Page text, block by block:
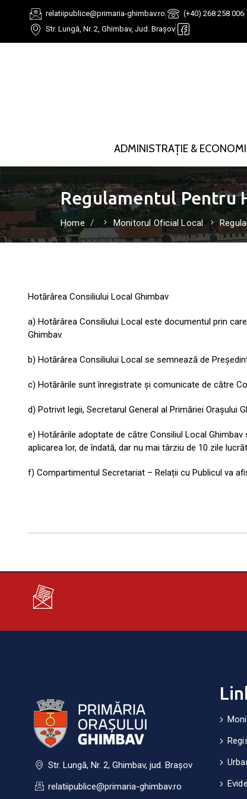
relatiipublice@primaria-ghimbav.ro
(+40) 268 258 006
Str. Lungă, Nr. 2, Ghimbav, Jud. Brașov
ADMINISTRAȚIE &
Regulamentul Pentru
Home Monitorul Oficial Local
Hotărârea Consiliului Local Ghimbav
a) Hotărârea Consiliului Local este documentul prin
Ghimbav.
b) Hotărârea Consiliului Local se semnează de
c) Hotărârile sunt înregistrate și comunicate de către
d) Potrivit legii, Secretarul General al Primăriei Orașului
e) Hotărârile adoptate de către Consiliul Local
aplicarea lor, de îndată, dar nu mai târziu de 10 zile
f) Compartimentul Secretariat – Relații cu Publicul va
Str. Lungă, Nr. 2, Ghimbav, jud. Brașov
relatiipublice@primaria-ghimbav.ro